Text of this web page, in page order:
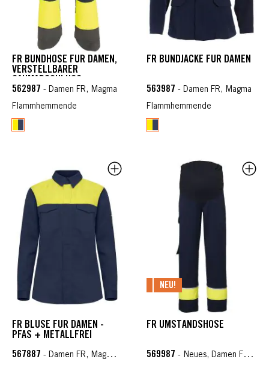
FR BUNDHOSE FÜR DAMEN,
VERSTELLBARER
562987 - Damen FR, Magma
Flammhemmende
FR BUNDJACKE FÜR DAMEN
563987 - Damen FR, Magma
Flammhemmende
FR BLUSE FÜR DAMEN -
PFAS + METALLFREI
567887 - Damen FR, Magma, Shirt & Sweaters FR
NEU!
FR UMSTANDSHOSE
569987 - Neues, Damen FR, Magma